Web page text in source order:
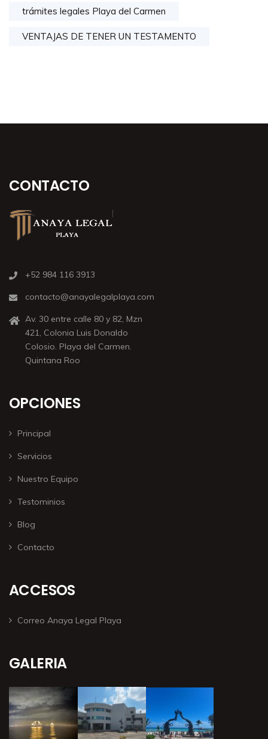
trámites legales Playa del Carmen
VENTAJAS DE TENER UN TESTAMENTO
CONTACTO
+52 984 116 3913
contacto@anayalegalplaya.com
Av. 30 entre calle 80 y 82, Mzn
421, Colonia Luis Donaldo
Colosio. Playa del Carmen.
Quintana Roo
OPCIONES
Principal
Servicios
Nuestro Equipo
Testominios
Blog
Contacto
ACCESOS
Correo Anaya Legal Playa
GALERIA